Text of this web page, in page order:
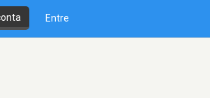
Entre